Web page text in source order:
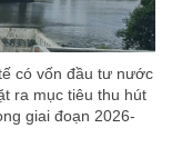
có vốn đầu tư nước
ra mục tiêu thu hút
giai đoạn 2026-